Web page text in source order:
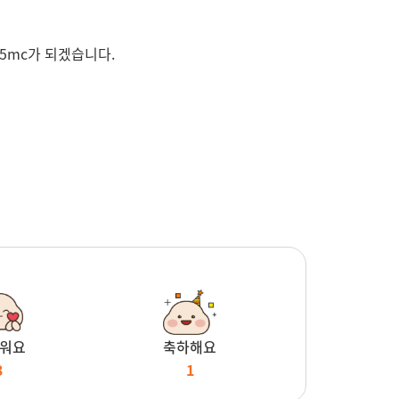
가 되겠습니다.
요
축하해요
1